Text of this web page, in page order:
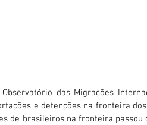
Observatório das Migrações
e detenções na fronteira
de brasileiros na fronteira passou